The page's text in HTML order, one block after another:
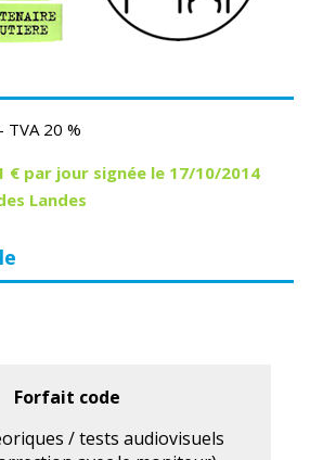
TVA 20 %
€ par jour signée le 17/10/2014
Landes
Forfait code
/ tests audiovisuels